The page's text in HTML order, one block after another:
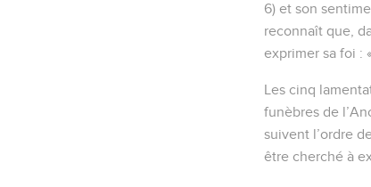
6) et son
reconnaît que,
exprimer sa foi :
Les cinq
funèbres de
suivent l’ordre
être cherché à